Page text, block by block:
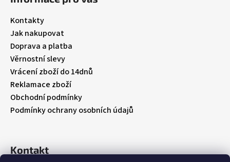
Kontakty
Jak nakupovat
Doprava a platba
Věrnostní slevy
Vrácení zboží do 14dnů
Reklamace zboží
Obchodní podmínky
Podmínky ochrany osobních údajů
Kontakt